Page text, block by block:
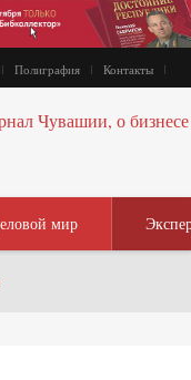
Полиграфия Контакты
мир